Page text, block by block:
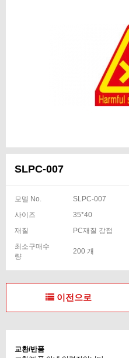
SLPC-007
모델 No.
SLPC-007
사이즈
35*40
재질
PC재질 강접
최소구매수
량
200 개
이전으로
교환/반품